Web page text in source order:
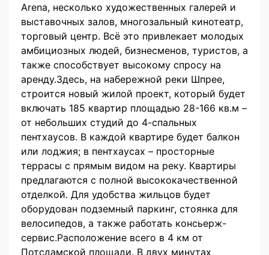
Arena, несколько художественных галерей и
выставочных залов, многозальный кинотеатр,
торговый центр. Всё это привлекает молодых
амбициозных людей, бизнесменов, туристов, а
также способствует высокому спросу на
аренду.Здесь, на набережной реки Шпрее,
строится новый жилой проект, который будет
включать 185 квартир площадью 28-166 кв.м –
от небольших студий до 4-спальных
пентхаусов. В каждой квартире будет балкон
или лоджия; в пентхаусах – просторные
террасы с прямым видом на реку. Квартиры
предлагаются с полной высококачественной
отделкой. Для удобства жильцов будет
оборудован подземный паркинг, стоянка для
велосипедов, а также работать консьерж-
сервис.Расположение всего в 4 км от
Потсдамской площади. В двух минутах